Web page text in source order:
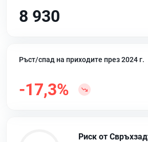
8 930
Ръст/спад на приходите през 2024 г.
-17,3%
Риск от